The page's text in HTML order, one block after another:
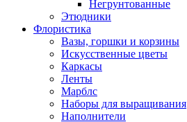
Негрунтованные
Этюдники
Флористика
Вазы, горшки и корзины
Искусственные цветы
Каркасы
Ленты
Марблс
Наборы для выращивания
Наполнители